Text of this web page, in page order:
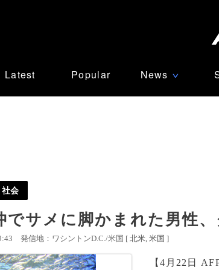
Latest Popular News ∨
社会
でサメに脚かまれた男性
発信地：ワシントンD.C./米国 [ 北米 米国 ]
【4月22日